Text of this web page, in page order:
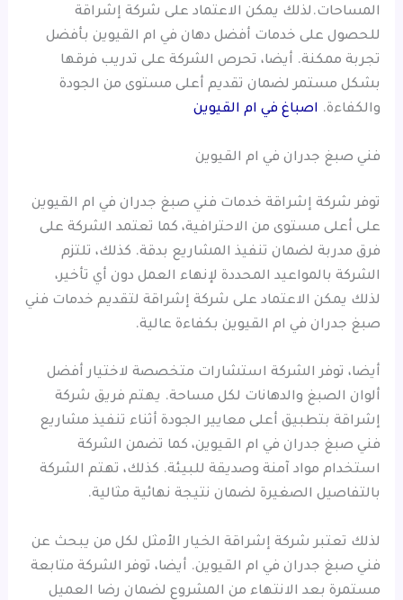
المساحات.لذلك يمكن الاعتماد على شركة إشراقة
للحصول على خدمات أفضل دهان في ام القيوين بأفضل
تجربة ممكنة. أيضا، تحرص الشركة على تدريب فرقها
بشكل مستمر لضمان تقديم أعلى مستوى من الجودة
والكفاءة. اصباغ في ام القيوين
فني صبغ جدران في ام القيوين
توفر شركة إشراقة خدمات فني صبغ جدران في ام القيوين
على أعلى مستوى من الاحترافية، كما تعتمد الشركة على
فرق مدربة لضمان تنفيذ المشاريع بدقة. كذلك، تلتزم
الشركة بالمواعيد المحددة لإنهاء العمل دون أي تأخير،
لذلك يمكن الاعتماد على شركة إشراقة لتقديم خدمات فني
صبغ جدران في ام القيوين بكفاءة عالية.
أيضا، توفر الشركة استشارات متخصصة لاختيار أفضل
ألوان الصبغ والدهانات لكل مساحة. يهتم فريق شركة
إشراقة بتطبيق أعلى معايير الجودة أثناء تنفيذ مشاريع
فني صبغ جدران في ام القيوين، كما تضمن الشركة
استخدام مواد آمنة وصديقة للبيئة. كذلك، تهتم الشركة
بالتفاصيل الصغيرة لضمان نتيجة نهائية مثالية.
لذلك تعتبر شركة إشراقة الخيار الأمثل لكل من يبحث عن
فني صبغ جدران في ام القيوين. أيضا، توفر الشركة متابعة
مستمرة بعد الانتهاء من المشروع لضمان رضا العميل